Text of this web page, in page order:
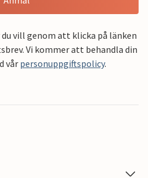
du vill genom att klicka på länken
Vi kommer att behandla din
vårpersonuppgiftspolicy.